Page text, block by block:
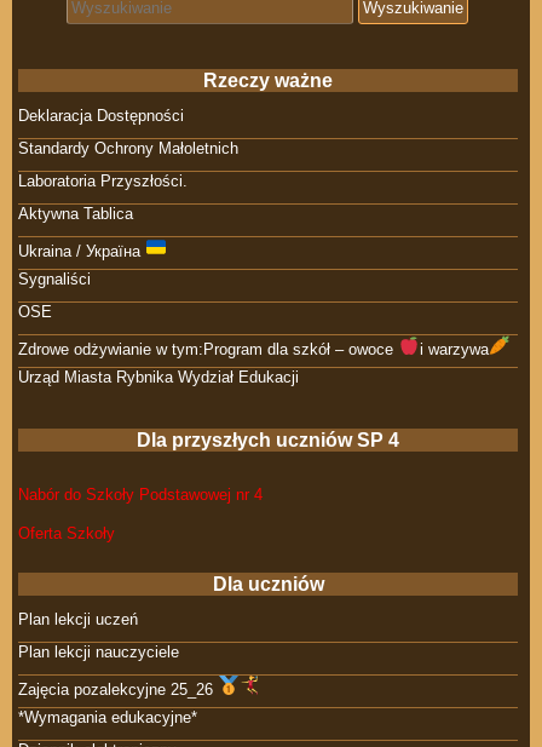
Rzeczy ważne
Deklaracja Dostępności
Standardy Ochrony Małoletnich
Laboratoria Przyszłości.
Aktywna Tablica
Ukraina / Україна
Sygnaliści
OSE
Zdrowe odżywianie w tym:Program dla szkół – owoce
i warzywa
Urząd Miasta Rybnika Wydział Edukacji
Dla przyszłych uczniów SP 4
Nabór do Szkoły Podstawowej nr 4
Oferta Szkoły
Dla uczniów
Plan lekcji uczeń
Plan lekcji nauczyciele
Zajęcia pozalekcyjne 25_26
*Wymagania edukacyjne*